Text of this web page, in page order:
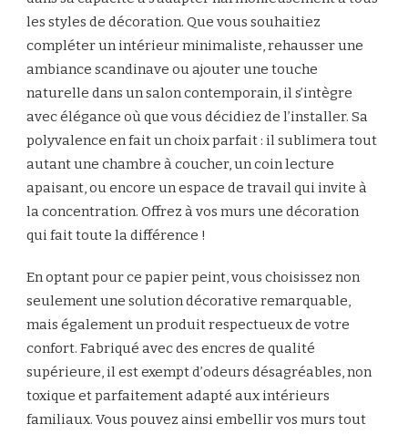
les styles de décoration. Que vous souhaitiez
compléter un intérieur minimaliste, rehausser une
ambiance scandinave ou ajouter une touche
naturelle dans un salon contemporain, il s’intègre
avec élégance où que vous décidiez de l’installer. Sa
polyvalence en fait un choix parfait : il sublimera tout
autant une chambre à coucher, un coin lecture
apaisant, ou encore un espace de travail qui invite à
la concentration. Offrez à vos murs une décoration
qui fait toute la différence !
En optant pour ce papier peint, vous choisissez non
seulement une solution décorative remarquable,
mais également un produit respectueux de votre
confort. Fabriqué avec des encres de qualité
supérieure, il est exempt d’odeurs désagréables, non
toxique et parfaitement adapté aux intérieurs
familiaux. Vous pouvez ainsi embellir vos murs tout